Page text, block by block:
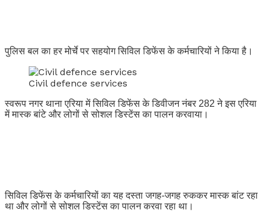
पुलिस बल का हर मोर्चे पर सहयोग सिविल डिफेंस के कर्मचारियों ने किया है।
Civil defence services
स्वरूप नगर थाना एरिया में सिविल डिफेंस के डिवीजन नंबर 282 ने इस एरिया
में मास्क बांटे और लोगों से सोशल डिस्टेंस का पालन करवाया।
सिविल डिफेंस के कर्मचारियों का यह दस्ता जगह-जगह रुककर मास्क बांट रहा
था और लोगों से सोशल डिस्टेंस का पालन करवा रहा था।